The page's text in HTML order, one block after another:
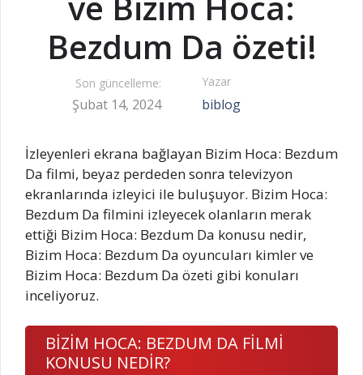
Bezdum Da özeti!
Son güncelleme:
Şubat 14, 2024
Yazar
biblog
İzleyenleri ekrana bağlayan Bizim Hoca: Bezdum
Da filmi, beyaz perdeden sonra televizyon
ekranlarında izleyici ile buluşuyor. Bizim Hoca:
Bezdum Da filmini izleyecek olanların merak
ettiği Bizim Hoca: Bezdum Da konusu nedir,
Bizim Hoca: Bezdum Da oyuncuları kimler ve
Bizim Hoca: Bezdum Da özeti gibi konuları
inceliyoruz.
BİZİM HOCA: BEZDUM DA FİLMİ
KONUSU NEDİR?